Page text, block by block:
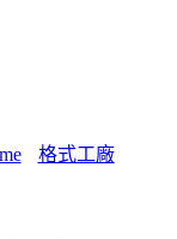
格式工廠